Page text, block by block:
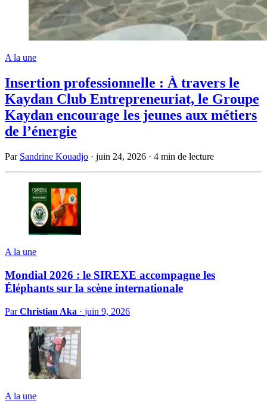
A la une
Insertion professionnelle : À travers le
Kaydan Club Entrepreneuriat, le Groupe
Kaydan encourage les jeunes aux métiers
de l’énergie
Par Sandrine Kouadjo · juin 24, 2026 · 4 min de lecture
A la une
Mondial 2026 : le SIREXE accompagne les
Éléphants sur la scène internationale
ParChristian Aka · juin 9, 2026
A la une